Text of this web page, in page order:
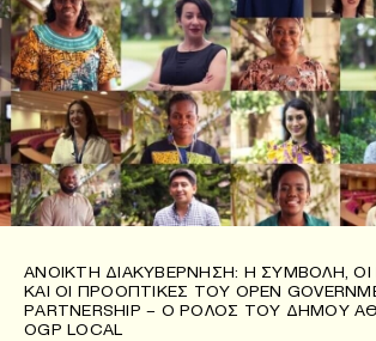
ΑΝΟΙΚΤΉ ΔΙΑΚΥΒΈΡΝΗΣΗ: Η ΣΥΜΒΟΛΉ, ΟΙ
ΚΑΙ ΟΙ ΠΡΟΟΠΤΙΚΈΣ ΤΟΥ OPEN
PARTNERSHIP – Ο ΡΌΛΟΣ ΤΟΥ ΔΉΜΟΥ
OGP LOCAL